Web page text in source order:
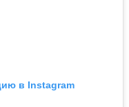
в Instagram